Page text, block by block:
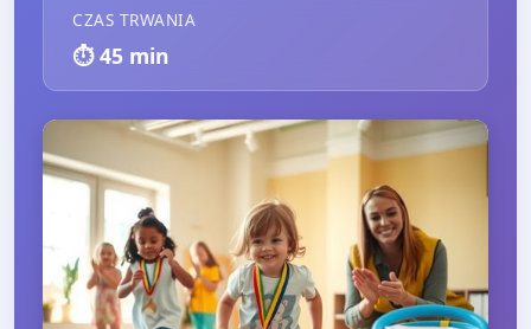
CZAS TRWANIA
⏱️45 min